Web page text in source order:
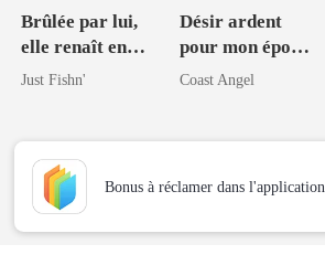
Brûlée par lui,
elle renaît en
étoile
Just Fishn'
Désir ardent
pour mon époux
tyrannique
Coast Angel
Bonus à réclamer dans l'application